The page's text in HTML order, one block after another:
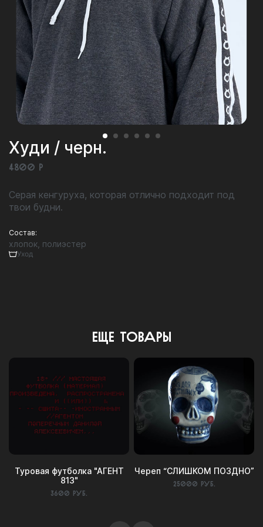
Худи / черн.
4800 Р
Серая кенгуруха, которая отлично подходит под
твои будни.
Состав:
хлопок, полиэстер
Уход
Еще товары
Туровая футболка "АГЕНТ
813"
3600 руб.
Череп “СЛИШКОМ ПОЗДНО”
25000 руб.